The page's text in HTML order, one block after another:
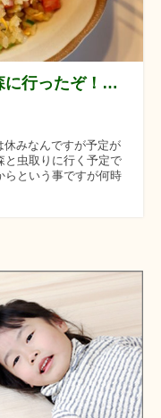
日曜日「孫と霧島アートの森に行ったぞ！！」の巻
みなんですが予定が
と虫取りに行く予定で
らという事ですが何時